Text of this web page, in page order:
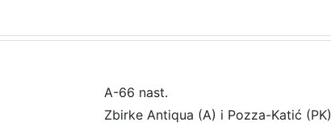
A-66 nast.
Zbirke Antiqua (A) i Pozza-Katić (PK)